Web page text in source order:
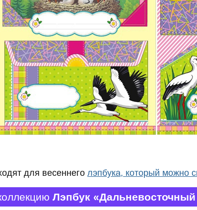
для весеннего лэпбука, который можно
Лэпбук «Дальневосточный